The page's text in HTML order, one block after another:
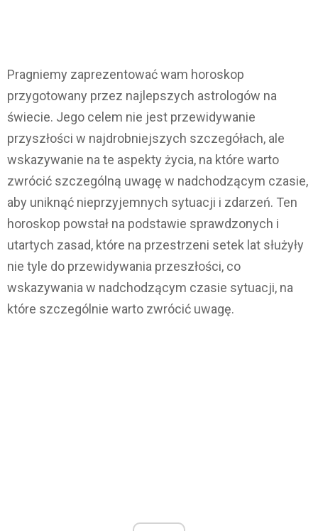
Pragniemy zaprezentować wam horoskop
przygotowany przez najlepszych astrologów na
świecie. Jego celem nie jest przewidywanie
przyszłości w najdrobniejszych szczegółach, ale
wskazywanie na te aspekty życia, na które warto
zwrócić szczególną uwagę w nadchodzącym czasie,
aby uniknąć nieprzyjemnych sytuacji i zdarzeń. Ten
horoskop powstał na podstawie sprawdzonych i
utartych zasad, które na przestrzeni setek lat służyły
nie tyle do przewidywania przeszłości, co
wskazywania w nadchodzącym czasie sytuacji, na
które szczególnie warto zwrócić uwagę.